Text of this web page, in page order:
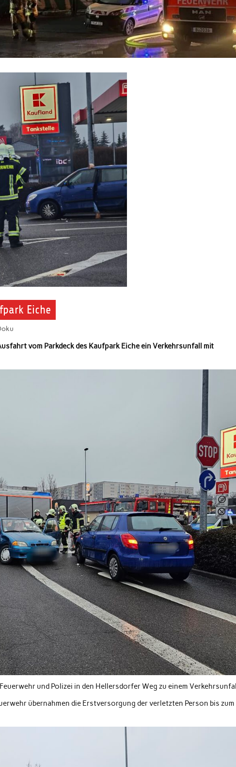
Eiche
vom Parkdeck des Kaufpark Eiche ein Verkehrsunfall mit
und Polizei in den Hellersdorfer Weg zu einem
übernahmen die Erstversorgung der verletzten Person bis zum